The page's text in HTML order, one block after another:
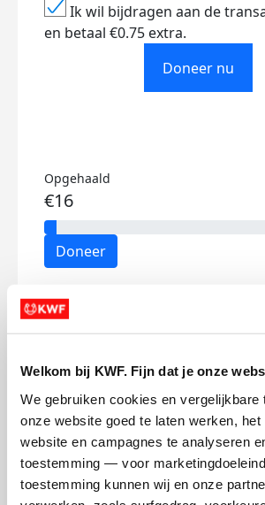
Welkom bij KWF. Fijn dat je onze
We gebruiken cookies en vergelijkbare
onze website goed te laten werken,
website en campagnes te analyseren
toestemming — voor
toestemming kunnen wij en onze
Ik wil bijdragen aan de
en betaal €0.75 extra.
Doneer nu
Opgehaald
€16
Doneer